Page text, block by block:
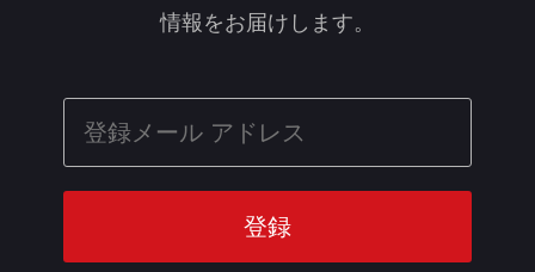
情報をお届けします。